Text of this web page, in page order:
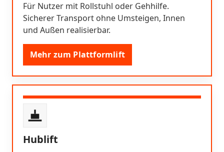
Für Nutzer mit Rollstuhl oder Gehhilfe.
Sicherer Transport ohne Umsteigen, Innen
und Außen realisierbar.
Mehr zum Plattformlift
Hublift